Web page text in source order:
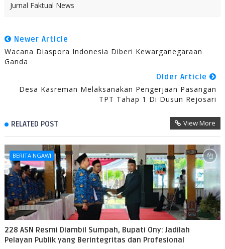
Jurnal Faktual News
Newer Article
Wacana Diaspora Indonesia Diberi Kewarganegaraan
Ganda
Older Article
Desa Kasreman Melaksanakan Pengerjaan Pasangan
TPT Tahap 1 Di Dusun Rejosari
RELATED POST View More
BERITA NGAWI
228 ASN Resmi Diambil Sumpah, Bupati Ony: Jadilah
Pelayan Publik yang Berintegritas dan Profesional